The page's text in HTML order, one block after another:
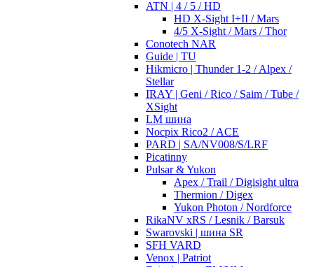
ATN | 4 / 5 / HD
HD X-Sight I+II / Mars
4/5 X-Sight / Mars / Thor
Conotech NAR
Guide | TU
Hikmicro | Thunder 1-2 / Alpex /
Stellar
IRAY | Geni / Rico / Saim / Tube /
XSight
LM шина
Nocpix Rico2 / ACE
PARD | SA/NV008/S/LRF
Picatinny
Pulsar & Yukon
Apex / Trail / Digisight ultra
Thermion / Digex
Yukon Photon / Nordforce
RikaNV xRS / Lesnik / Barsuk
Swarovski | шина SR
SFH VARD
Venox | Patriot